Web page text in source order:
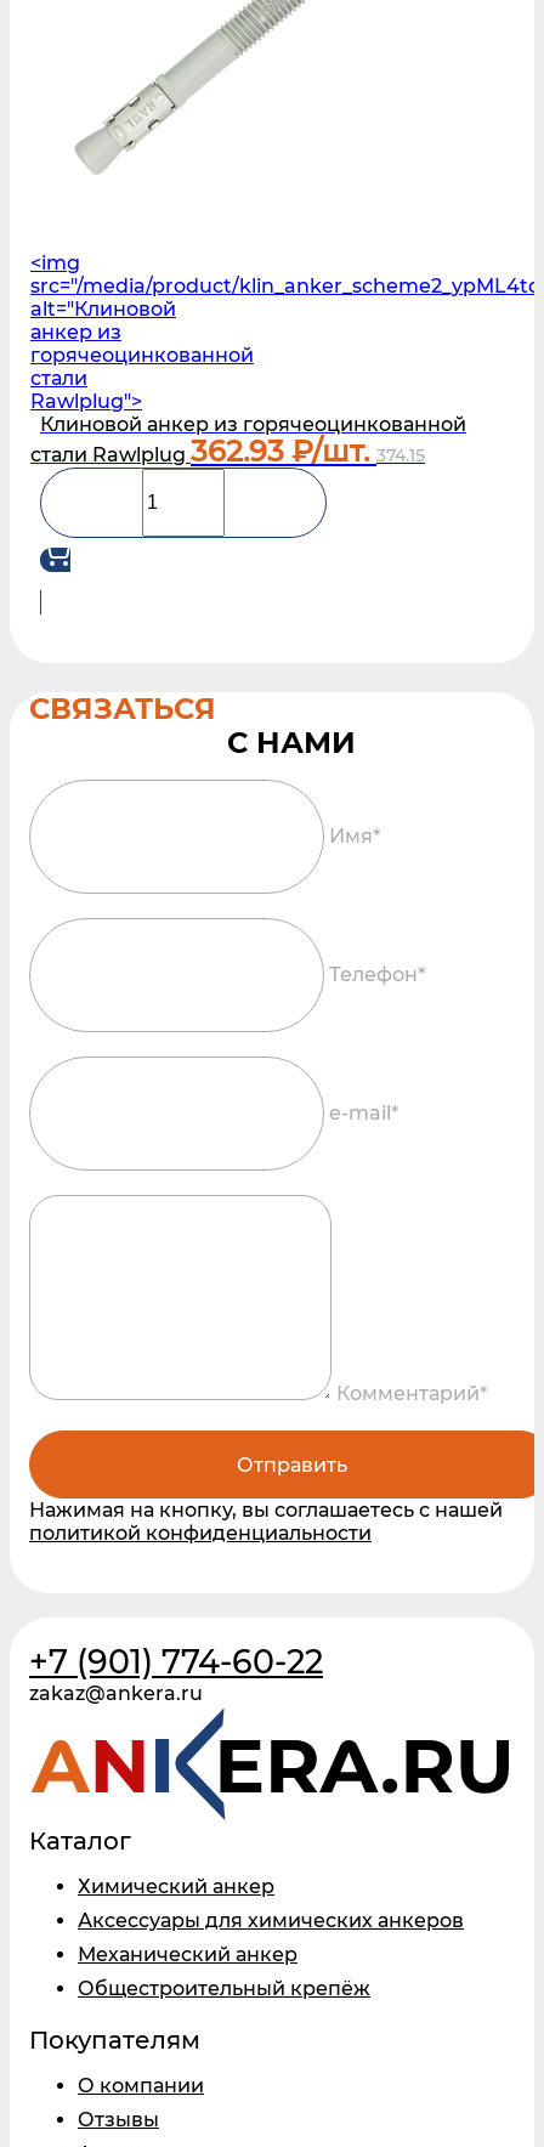
<img
src="/media/product/
alt="Клиновой
анкер из
горячеоцинкованной
стали
Rawlplug">
Клиновой анкер из горячеоцинкованной
стали Rawlplug 362.93 ₽/шт. 374.15
СВЯЗАТЬСЯ
Имя*
Телефон*
e-mail*
Комментарий*
Отправить
Нажимая на кнопку, вы соглашаетесь с нашей
политикой конфиденциальности
+7 (901) 774-60-22
zakaz@ankera.ru
Каталог
Химический анкер
Аксессуары для химических анкеров
Механический анкер
Общестроительный крепёж
Покупателям
О компании
Отзывы